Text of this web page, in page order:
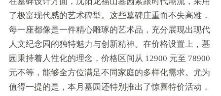
了极富现代感的艺术碑型。这些墓碑庄重而不失高雅，
每一座都像是一件精心雕琢的艺术品，充分展现出现代
人文纪念园的独特魅力与创新精神。在价格设置上，墓
园秉持着人性化的理念，价格区间从 12900 元至 78900
元不等，能够全方位满足不同家庭的多样化需求。尤为
值得一提的是，本月墓园还特别推出了惊喜特价活动，